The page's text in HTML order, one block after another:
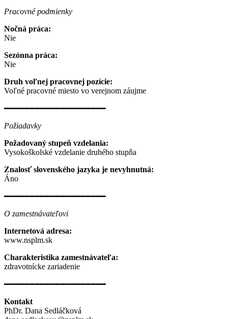
Pracovné podmienky
Nočná práca:
Nie
Sezónna práca:
Nie
Druh voľnej pracovnej pozície:
Voľné pracovné miesto vo verejnom záujme
━━━━━━━━━━━━━━━━━━━━
Požiadavky
Požadovaný stupeň vzdelania:
Vysokoškolské vzdelanie druhého stupňa
Znalosť slovenského jazyka je nevyhnutná:
Áno
━━━━━━━━━━━━━━━━━━━━
O zamestnávateľovi
Internetová adresa:
www.nsplm.sk
Charakteristika zamestnávateľa:
zdravotnícke zariadenie
━━━━━━━━━━━━━━━━━━━━
Kontakt
PhDr. Dana Sedláčková